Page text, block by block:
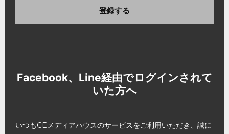
登録する
Facebook、Line経由でログインされて
いた方へ
いつもCEメディアハウスのサービスをご利用いただき、誠に